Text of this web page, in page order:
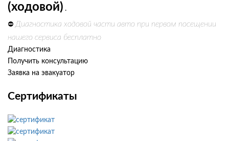
(ходовой) .
⛔ Диагностика ходовой части авто при первом посещении
нашего сервиса бесплатно
Диагностика
Получить консультацию
Заявка на эвакуатор
Сертификаты